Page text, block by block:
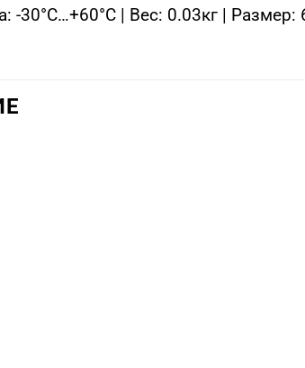
-30°C…+60°C | Вес: 0.03кг |